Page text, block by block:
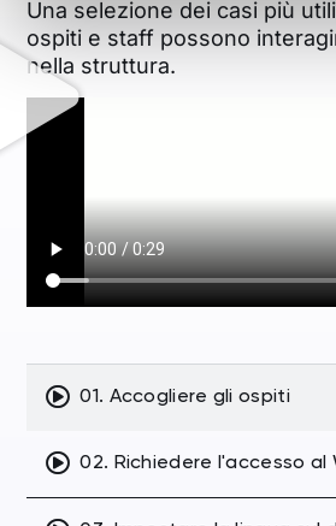
Una selezione dei casi più
ospiti e staff possono
nella struttura.
01. Accogliere gli ospiti
02. Richiedere l'accesso al